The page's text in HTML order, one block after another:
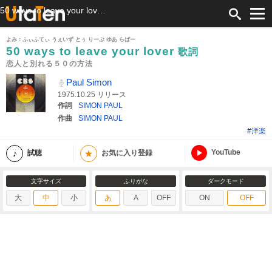
よみ：ふぃふてぃ うぇいず とぅ りーぶ ゆあ らばー
50 ways to leave your lover 歌詞
恋人と別れる５０の方法
Paul Simon
1975.10.25 リリース
作詞
SIMON PAUL
作曲
SIMON PAUL
#洋楽
試聴 ★ お気に入り登録 YouTube
文字サイズ
大 中 小
ふりがな
あ A OFF
ダークモード
ON OFF